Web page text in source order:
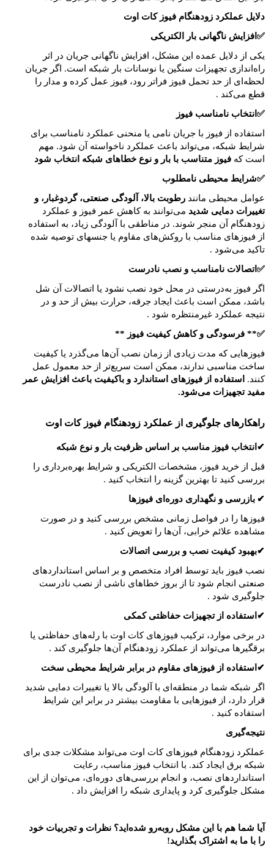
دلایل عملکرد زودهنگام فیوز کات اوت
✅ افزایش ناگهانی بار الکتریکی
یکی از دلایل عمده این مشکل، افزایش ناگهانی جریان در اثر
راه‌اندازی تجهیزات سنگین یا نوسانات بار شبکه است. اگر جریان
لحظه‌ای از حد تحمل فیوز فراتر رود، فیوز عمل کرده و مدار را
قطع می‌کند .
✅ انتخاب نامناسب فیوز
استفاده از فیوز با جریان نامی یا منحنی عملکرد نامناسب برای
شرایط شبکه، می‌تواند باعث عملکرد ناخواسته آن شود. مهم
است که فیوز متناسب با بار و نوع خطاهای شبکه انتخاب شود
✅شرایط محیطی نامطلوب
عوامل محیطی مانند رطوبت بالا، آلودگی صنعتی، گردوغبار، و
تغییرات دمایی شدید می‌توانند به کاهش عمر فیوز و عملکرد
زودهنگام آن منجر شوند. در مناطقی با آلودگی زیاد، به استفاده
از فیوزهای مناسب با روکش‌های مقاوم یا جنسهای توصیه شده
تاکید می‌شود .
✅اتصالات نامناسب و نصب نادرست
اگر فیوز به‌درستی در محل خود نصب نشود یا اتصالات آن شل
باشد، ممکن است باعث ایجاد جرقه، حرارت بیش از حد و در
نتیجه عملکرد غیرمنتظره شود .
✅
** فرسودگی و کاهش کیفیت فیوز **
فیوزهایی که مدت زیادی از زمان نصب آن‌ها می‌گذرد یا کیفیت
ساخت مناسبی ندارند، ممکن است سریع‌تر از حد معمول عمل
کنند. استفاده از فیوزهای استاندارد و باکیفیت باعث افزایش عمر
مفید تجهیزات می‌شود.
راهکارهای جلوگیری از عملکرد زودهنگام فیوز کات اوت
✔ انتخاب فیوز مناسب بر اساس ظرفیت بار و نوع شبکه
قبل از خرید فیوز، مشخصات الکتریکی و شرایط بهره‌برداری را
بررسی کنید تا بهترین گزینه را انتخاب کنید .
✔ بازرسی و نگهداری دوره‌ای فیوزها
فیوزها را در فواصل زمانی مشخص بررسی کنید و در صورت
مشاهده علائم خرابی، آن‌ها را تعویض کنید .
✔بهبود کیفیت نصب و بررسی اتصالات
نصب فیوز باید توسط افراد متخصص و بر اساس استانداردهای
صنعتی انجام شود تا از بروز خطاهای ناشی از نصب نادرست
جلوگیری شود .
✔ استفاده از تجهیزات حفاظتی کمکی
در برخی موارد، ترکیب فیوزهای کات اوت با رله‌های حفاظتی یا
برقگیرها می‌تواند از عملکرد زودهنگام آن‌ها جلوگیری کند .
✔ استفاده از فیوزهای مقاوم در برابر شرایط محیطی سخت
اگر شبکه شما در منطقه‌ای با آلودگی بالا یا تغییرات دمایی شدید
قرار دارد، از فیوزهایی با مقاومت بیشتر در برابر این شرایط
استفاده کنید .
نتیجه‌گیری
عملکرد زودهنگام فیوزهای کات اوت می‌تواند مشکلات جدی برای
شبکه برق ایجاد کند. با انتخاب فیوز مناسب، رعایت
استانداردهای نصب، و انجام بررسی‌های دوره‌ای، می‌توان از این
مشکل جلوگیری کرد و پایداری شبکه را افزایش داد .
آیا شما هم با این مشکل روبه‌رو شده‌اید؟ نظرات و تجربیات خود
را با ما به اشتراک بگذارید!